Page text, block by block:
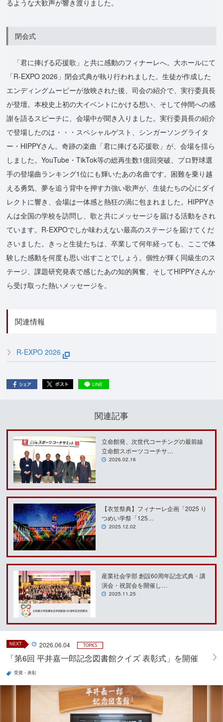
るような大歓声が響き渡りました。
閉会式
「君に捧げる応援歌」と共に感動のフィナーレへ。大ホールにて
「R-EXPO 2026」閉会式典が執り行われました。生徒が作成した
エンディングムービーが放映された後、司会の紹介で、実行委員長
が登壇。本校史上初の大イベントにかける想い、そして仲間への感
謝を語るスピーチに、会場中が聞き入りました。実行委員長の紹介
で登場したのは・・・スペシャルゲスト、シンガーソングライタ
ー・HIPPYさん。奇跡の楽曲「君に捧げる応援歌」が、会場を揺ら
しました。YouTube・TikTok等の総再生数1億回突破、プロ野球選
手の登場曲ランキング1位にも輝いたあの名曲です。困難を乗り越
える勇気、夢を追う背中を押す力強い歌声が、生徒たちの心にダイ
レクトに響き、会場は一体感と熱狂の渦に包まれました。HIPPYさ
んは全国の学校を訪問し、歌と共にメッセージを届ける活動をされ
ています。R-EXPOでしか味わえない最高のステージを届けてくだ
さいました。きっと生徒たちは、卒業して何年経っても、ここで体
験した感動を何度も思い出すことでしょう。個性が輝く同級生のス
テージ、課題研究発表で感じたあの知的興奮、そしてHIPPYさんか
ら受け取った熱いメッセージを。
関連情報
R-EXPO 2026
関連記事
立命館発、次世代コーチングの最前線
立命館スポーツコーチサ…
2026.02.16
【衣笠祭典】フィナーレ企画「2025 り
つめい学祭「125…
2025.12.02
産業社会学部 創設60周年記念式典・講
演会・祝賀会を開催し…
2025.11.25
NEXT 2026.06.04 TOPICS
「第6回 平井嘉一郎記念図書館クイズ 表彰式」を開催
受賞・表彰